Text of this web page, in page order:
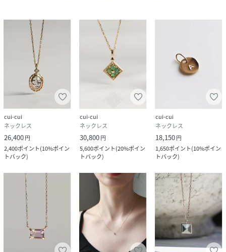
cui-cui
ネックレス
26,400円
2,400ポイント(10%ポイン
トバック)
cui-cui
ネックレス
30,800円
5,600ポイント(20%ポイン
トバック)
cui-cui
ネックレス
18,150円
1,650ポイント(10%ポイン
トバック)